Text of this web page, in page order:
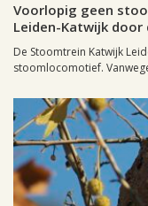
Voorlopig geen
Leiden-Katwijk
De Stoomtrein Katwijk
stoomlocomotief.